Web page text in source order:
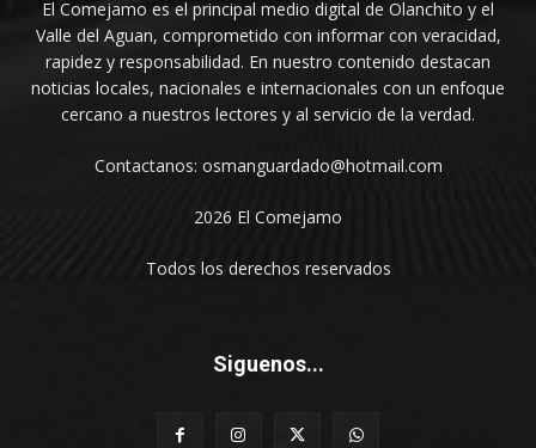
El Comejamo es el principal medio digital de Olanchito y el
Valle del Aguan, comprometido con informar con veracidad,
rapidez y responsabilidad. En nuestro contenido destacan
noticias locales, nacionales e internacionales con un enfoque
cercano a nuestros lectores y al servicio de la verdad.
Contactanos: osmanguardado@hotmail.com
2026 El Comejamo
Todos los derechos reservados
Siguenos...